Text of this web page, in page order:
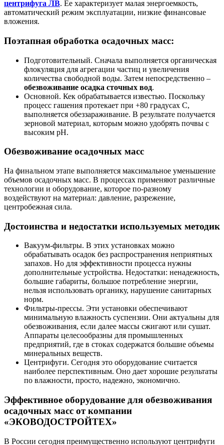
центрифуга ЛВ. Ее характеризует малая энергоемкость,
автоматический режим эксплуатации, низкие финансовые
вложения.
Поэтапная обработка осадочных масс:
Подготовительный. Сначала выполняется органическая
флокуляция для агрегации частиц и увеличения
количества свободной воды. Затем непосредственно –
обезвоживание осадка сточных вод.
Основной. Кек обрабатывается известью. Поскольку
процесс гашения протекает при +80 градусах С,
выполняется обеззараживание. В результате получается
зерновой материал, которым можно удобрять почвы с
высоким pH.
Обезвоживание осадочных масс
На финальном этапе выполняется максимальное уменьшение
объемов осадочных масс. В процессах применяют различные
технологии и оборудование, которое по-разному
воздействуют на материал: давление, разрежение,
центробежная сила.
Достоинства и недостатки используемых методик
Вакуум-фильтры. В этих установках можно
обрабатывать осадок без распространения неприятных
запахов. Но для эффективности процесса нужны
дополнительные устройства. Недостатки: ненадежность,
большие габариты, большое потребление энергии,
нельзя использовать органику, нарушение санитарных
норм.
Фильтры-прессы. Эти установки обеспечивают
минимальную влажность суспензии. Они актуальны для
обезвоживания, если далее массы сжигают или сушат.
Аппараты целесообразны для промышленных
предприятий, где в стоках содержатся большие объемы
минеральных веществ.
Центрифуги. Сегодня это оборудование считается
наиболее перспективным. Оно дает хорошие результаты
по влажности, просто, надежно, экономично.
Эффективное оборудование для обезвоживания
осадочных масс от компании
«ЭКОВОДОСТРОЙТЕХ»
В России сегодня преимущественно используют центрифуги